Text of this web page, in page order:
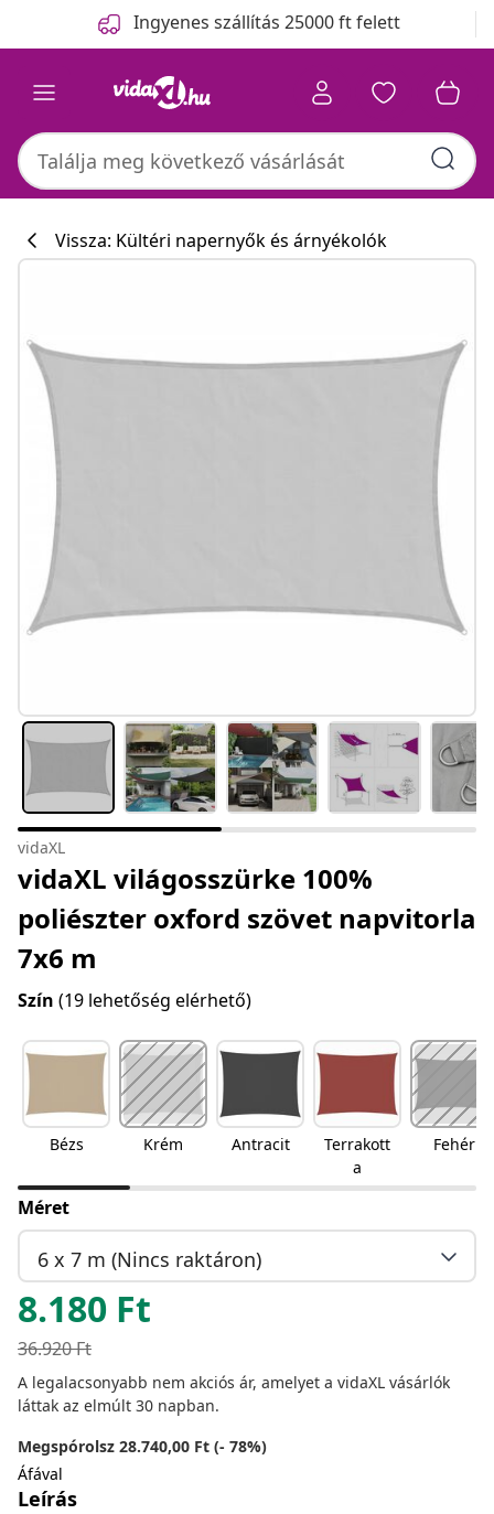
Ingyenes szállítás 25000 ft felett
Vissza: Kültéri napernyők és árnyékolók
vidaXL
vidaXL világosszürke 100%
poliészter oxford szövet napvitorla
7x6 m
Szín (19 lehetőség elérhető)
Bézs Krém Antracit
Terrakott
a
Fehér
Méret
6 x 7 m (Nincs raktáron)
8.180 Ft
36.920Ft
A legalacsonyabb nem akciós ár, amelyet a vidaXL vásárlók
láttak az elmúlt 30 napban.
Megspórolsz 28.740,00 Ft (- 78%)
Áfával
Leírás